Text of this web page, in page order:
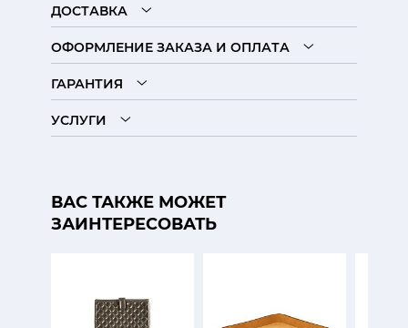
ДОСТАВКА
ОФОРМЛЕНИЕ ЗАКАЗА И ОПЛАТА
ГАРАНТИЯ
УСЛУГИ
ВАС ТАКЖЕ МОЖЕТ
ЗАИНТЕРЕСОВАТЬ